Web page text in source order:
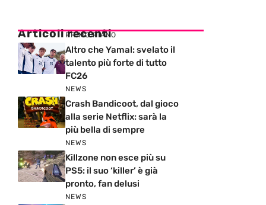
Articoli recenti
PRIMO PIANO
Altro che Yamal: svelato il
talento più forte di tutto
FC26
NEWS
Crash Bandicoot, dal gioco
alla serie Netflix: sarà la
più bella di sempre
NEWS
Killzone non esce più su
PS5: il suo ‘killer’ è già
pronto, fan delusi
NEWS